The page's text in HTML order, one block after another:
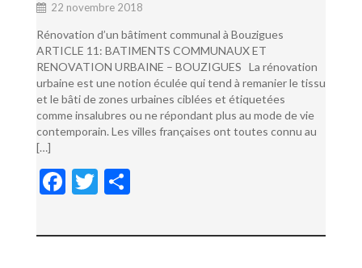
22 novembre 2018
Rénovation d’un bâtiment communal à Bouzigues
ARTICLE 11: BATIMENTS COMMUNAUX ET
RENOVATION URBAINE – BOUZIGUES La rénovation
urbaine est une notion éculée qui tend à remanier le tissu
et le bâti de zones urbaines ciblées et étiquetées
comme insalubres ou ne répondant plus au mode de vie
contemporain. Les villes françaises ont toutes connu au
[…]
F
e
T
itt ta